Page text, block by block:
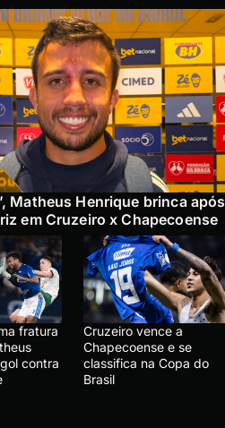
Matheus Henrique brinca após
em Cruzeiro x Chapecoense
fratura
contra
Cruzeiro vence a
Chapecoense e se
classifica na Copa do
Brasil